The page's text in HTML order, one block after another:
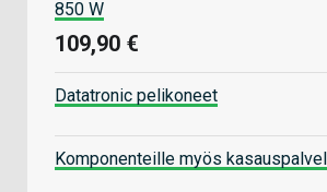
850 W
109,90 €
Datatronic pelikoneet
Komponenteille myös